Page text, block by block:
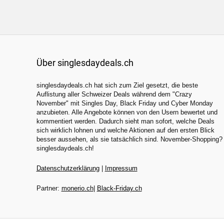
Über singlesdaydeals.ch
singlesdaydeals.ch hat sich zum Ziel gesetzt, die beste
Auflistung aller Schweizer Deals während dem "Crazy
November" mit Singles Day, Black Friday und Cyber Monday
anzubieten. Alle Angebote können von den Usern bewertet und
kommentiert werden. Dadurch sieht man sofort, welche Deals
sich wirklich lohnen und welche Aktionen auf den ersten Blick
besser aussehen, als sie tatsächlich sind. November-Shopping?
singlesdaydeals.ch!
Datenschutzerklärung| Impressum
Partner: monerio.ch| Black-Friday.ch